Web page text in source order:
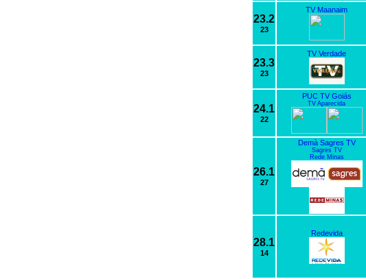
23.2
23
TV Maanaim
23.3
23
TV Verdade
24.1
22
PUC TV Goiás
TV Aparecida
26.1
27
Demà Sagres TV
Sagres TV
Rede Minas
28.1
14
Redevida